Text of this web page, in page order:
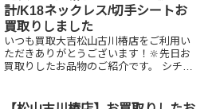
グ モンテキング...
計/K18ネックレス/切手シートお
買取りしました
いつも買取大吉松山古川椿店をご利用い
ただきありがとうございます！🔆先日お
買取りしたお品物のご紹介です。 シチズ
ぜひ買取大吉松山古川椿店にお査定させ